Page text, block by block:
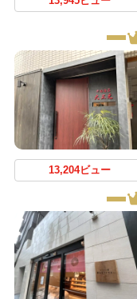
13,204ビュー